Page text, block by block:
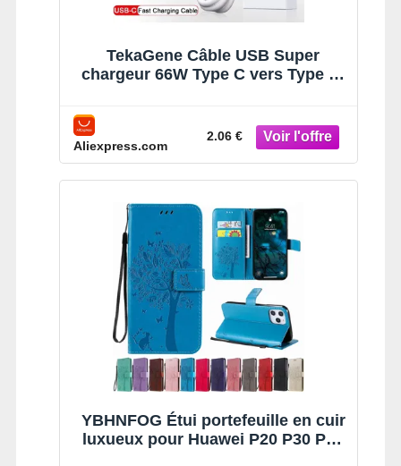
TekaGene Câble USB Super
chargeur 66W Type C vers Type C,
rapide, pour Samsung Xiaomi
Aliexpress.com
2.06 €
YBHNFOG Étui portefeuille en cuir
luxueux pour Huawei P20 P30 P40